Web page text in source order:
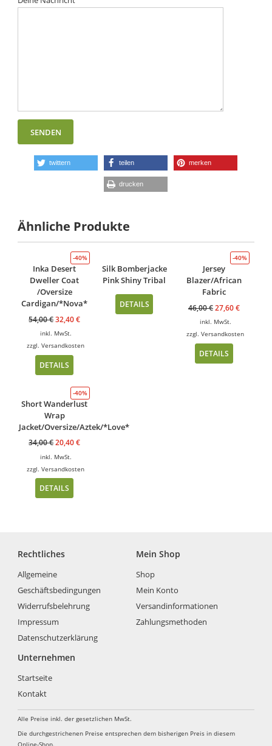
twittern teilen merken
drucken
Ähnliche Produkte
-40%
Inka Desert
Dweller Coat
/Oversize
Cardigan/*Nova*
54,00€32,40€
inkl. MwSt.
zzgl.Versandkosten
DETAILS
Silk Bomberjacke
Pink Shiny Tribal
DETAILS
-40%
Jersey
Blazer/African
Fabric
46,00€27,60€
inkl. MwSt.
zzgl.Versandkosten
DETAILS
-40%
Short Wanderlust
Wrap
Jacket/Oversize/Aztek/*Love*
34,00€20,40€
inkl. MwSt.
zzgl.Versandkosten
DETAILS
Rechtliches
Allgemeine
Geschäftsbedingungen
Widerrufsbelehrung
Impressum
Datenschutzerklärung
Mein Shop
Shop
Mein Konto
Versandinformationen
Zahlungsmethoden
Unternehmen
Startseite
Kontakt
Alle Preise inkl. der gesetzlichen MwSt.
Die durchgestrichenen Preise entsprechen dem bisherigen Preis in diesem
Online-Shop.